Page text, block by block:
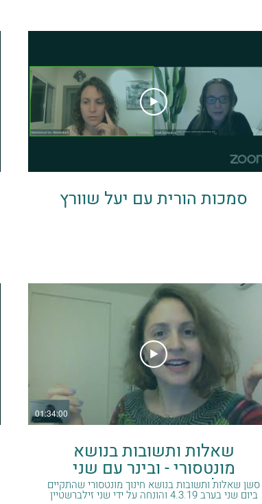
לקראת הסוף
סמכות הורית עם יעל שוורץ
01:34:00
שאלות ותשובות בנושא
מונטסורי - ובינר עם שני
זילברשטיין ונועם שחף
סשן שאלות ותשובות בנושא חינוך מונטסורי שהתקיים
ביום שני בערב 4.3.19 והונחה על ידי שני זילברשטיין